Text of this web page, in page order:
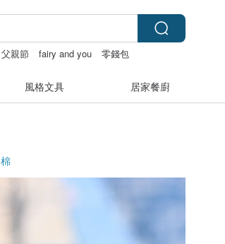
父親節 fairy and you 零錢包
風格文具 居家餐廚
棉